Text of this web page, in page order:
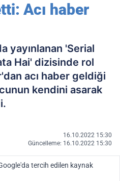
Acı haber
yayınlanan 'Serial
Hai' dizisinde rol
acı haber geldiği
kendini asarak
16.10.2022 15:30
Güncelleme: 16.10.2022 15:30
tercih edilen kaynak